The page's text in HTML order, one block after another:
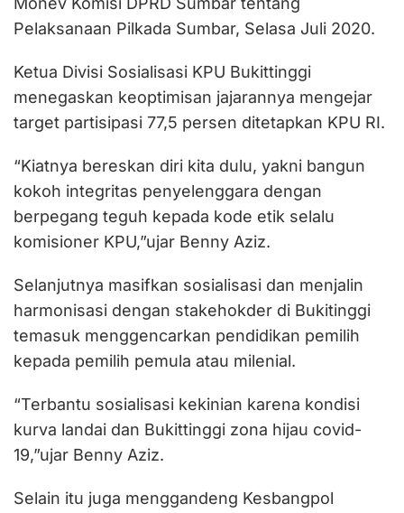
Pelaksanaan Pilkada Sumbar, Selasa Juli 2020.
Ketua Divisi Sosialisasi KPU Bukittinggi
menegaskan keoptimisan jajarannya mengejar
target partisipasi 77,5 persen ditetapkan KPU RI.
“Kiatnya bereskan diri kita dulu, yakni bangun
kokoh integritas penyelenggara dengan
berpegang teguh kepada kode etik selalu
komisioner KPU,”ujar Benny Aziz.
Selanjutnya masifkan sosialisasi dan menjalin
harmonisasi dengan stakehokder di Bukitinggi
temasuk menggencarkan pendidikan pemilih
kepada pemilih pemula atau milenial.
“Terbantu sosialisasi kekinian karena kondisi
kurva landai dan Bukittinggi zona hijau covid-
19,”ujar Benny Aziz.
Selain itu juga menggandeng Kesbangpol